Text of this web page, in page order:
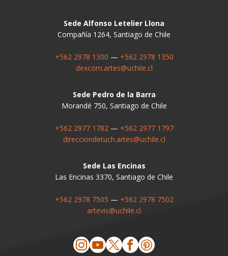
Sede Alfonso Letelier Llona
Compañía 1264, Santiago de Chile
+562 2978 1300 — +562 2978 1350
dexcom.artes@uchile.cl
Sede Pedro de la Barra
Morandé 750, Santiago de Chile
+562 2977 1782— +562 2977 1797
direcciondetuch.artes@uchile.cl
Sede Las Encinas
Las Encinas 3370, Santiago de Chile
+562 2978 7505 — +562 2978 7502
artevis@uchile.cl